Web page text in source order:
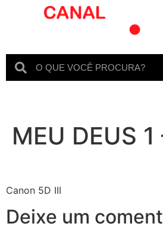
MEU DEUS 1
Canon 5D III
Deixe um